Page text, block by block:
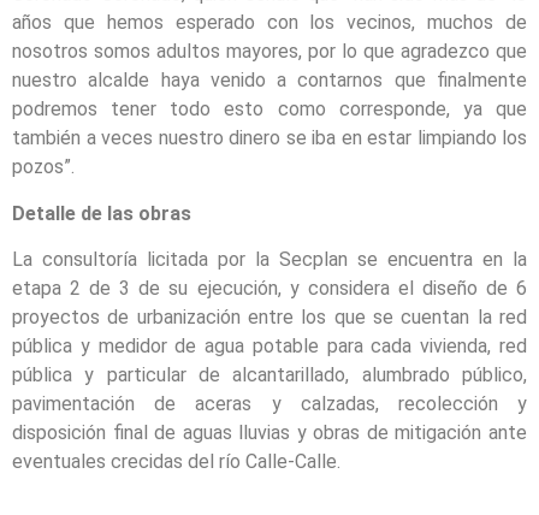
años que hemos esperado con los vecinos, muchos de
nosotros somos adultos mayores, por lo que agradezco que
nuestro alcalde haya venido a contarnos que finalmente
podremos tener todo esto como corresponde, ya que
también a veces nuestro dinero se iba en estar limpiando los
pozos”.
Detalle de las obras
La consultoría licitada por la Secplan se encuentra en la
etapa 2 de 3 de su ejecución, y considera el diseño de 6
proyectos de urbanización entre los que se cuentan la red
pública y medidor de agua potable para cada vivienda, red
pública y particular de alcantarillado, alumbrado público,
pavimentación de aceras y calzadas, recolección y
disposición final de aguas lluvias y obras de mitigación ante
eventuales crecidas del río Calle-Calle.